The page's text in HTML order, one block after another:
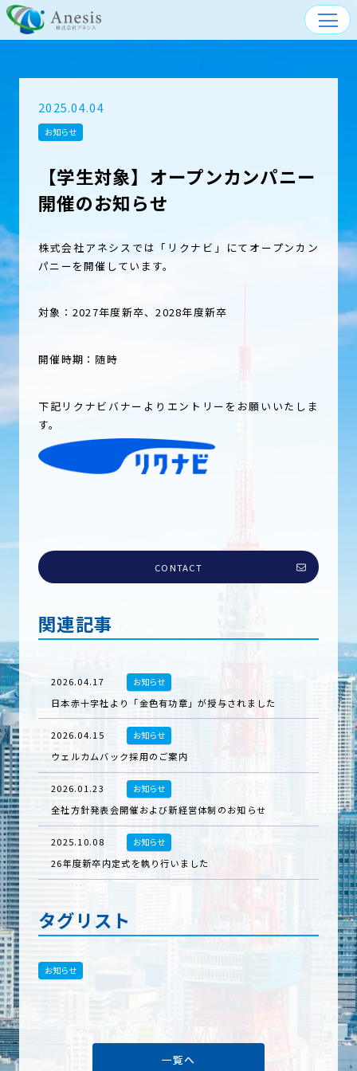
NEWS
SERVICE
CORPORATE PROFILE
ACCESS
PARTNERSHIP
2025.04.04
お知らせ
【学生対象】オープンカンパニー
開催のお知らせ
株式会社アネシスでは「リクナビ」にてオープンカン
パニーを開催しています。
対象：2027年度新卒、2028年度新卒
開催時期：随時
下記リクナビバナーよりエントリーをお願いいたしま
す。
CONTACT
関連記事
2026.04.17 お知らせ
日本赤十字社より「金色有功章」が授与されました
2026.04.15 お知らせ
ウェルカムバック採用のご案内
2026.01.23 お知らせ
全社方針発表会開催および新経営体制のお知らせ
2025.10.08 お知らせ
26年度新卒内定式を執り行いました
タグリスト
お知らせ
一覧へ